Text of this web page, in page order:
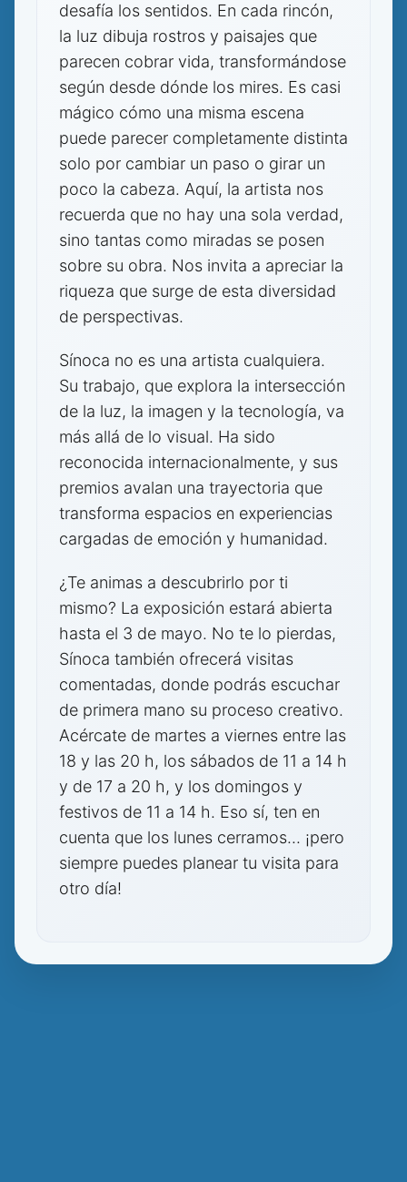
desafía los sentidos. En cada rincón,
la luz dibuja rostros y paisajes que
parecen cobrar vida, transformándose
según desde dónde los mires. Es casi
mágico cómo una misma escena
puede parecer completamente distinta
solo por cambiar un paso o girar un
poco la cabeza. Aquí, la artista nos
recuerda que no hay una sola verdad,
sino tantas como miradas se posen
sobre su obra. Nos invita a apreciar la
riqueza que surge de esta diversidad
de perspectivas.
Sínoca no es una artista cualquiera.
Su trabajo, que explora la intersección
de la luz, la imagen y la tecnología, va
más allá de lo visual. Ha sido
reconocida internacionalmente, y sus
premios avalan una trayectoria que
transforma espacios en experiencias
cargadas de emoción y humanidad.
¿Te animas a descubrirlo por ti
mismo? La exposición estará abierta
hasta el 3 de mayo. No te lo pierdas,
Sínoca también ofrecerá visitas
comentadas, donde podrás escuchar
de primera mano su proceso creativo.
Acércate de martes a viernes entre las
18 y las 20 h, los sábados de 11 a 14 h
y de 17 a 20 h, y los domingos y
festivos de 11 a 14 h. Eso sí, ten en
cuenta que los lunes cerramos... ¡pero
siempre puedes planear tu visita para
otro día!